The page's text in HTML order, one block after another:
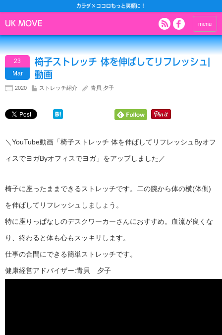
カラダ×ココロもっと笑顔に！
UK MOVE menu
23
Mar
椅子ストレッチ 体を伸ばしてリフレッシュ|
動画
2020 ストレッチ紹介 青貝 夕子
＼YouTube動画「椅子ストレッチ 体を伸ばしてリフレッシュByオフ
ィスでヨガByオフィスでヨガ」をアップしました／
椅子に座ったままできるストレッチです。二の腕から体の横(体側)
を伸ばしてリフレッシュしましょう。
特に座りっぱなしのデスクワーカーさんにおすすめ。血流が良くな
り、終わると体も心もスッキリします。
仕事の合間にできる簡単ストレッチです。
健康経営アドバイザー:青貝 夕子